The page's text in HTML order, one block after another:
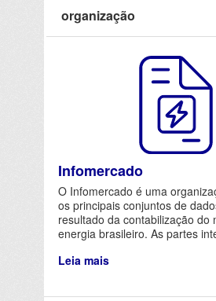
organização
Infomercado
O Infomercado é uma
os principais conjuntos de
resultado da contabilização do
energia brasileiro. As partes
Leia mais